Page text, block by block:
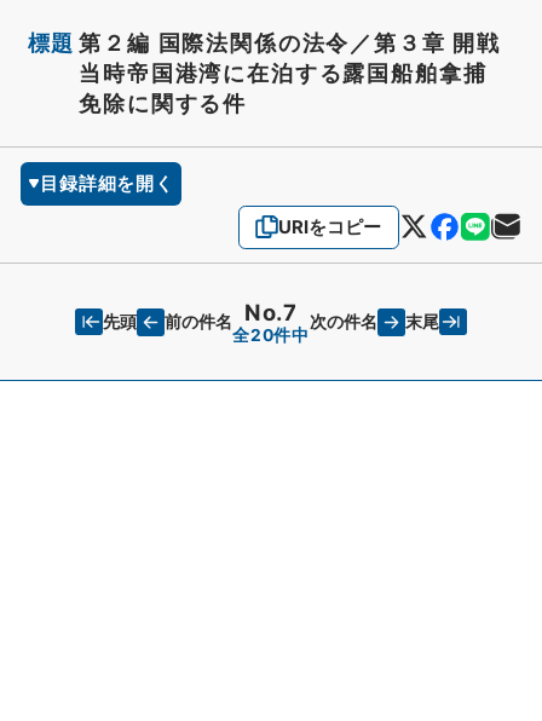
標題 第２編 国際法関係の法令／第３章 開戦
当時帝国港湾に在泊する露国船舶拿捕
免除に関する件
目録詳細を開く
URIをコピー
先頭 前の件名 No.7
全20件中
次の件名 末尾